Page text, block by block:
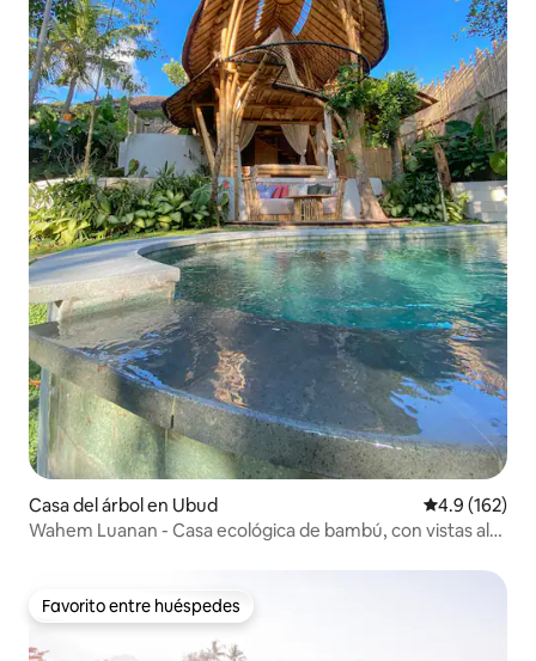
Casa del árbol en Ubud Calificación
4.9 (162)
Wahem Luanan - Casa ecológica de bambú, con vistas al
Favorito entre huéspedes
Favorito entre huéspedes